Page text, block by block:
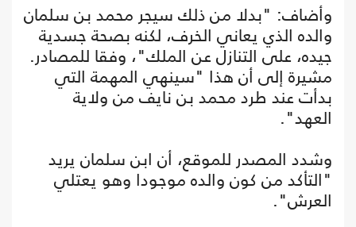
وأضاف: "بدلا من ذلك سيجر محمد بن سلمان
والده الذي يعاني الخرف، لكنه بصحة جسدية
جيده، على التنازل عن الملك"، وفقا للمصادر.
مشيرة إلى أن هذا "سينهي المهمة التي
بدأت عند طرد محمد بن نايف من ولاية
العهد".
وشدد المصدر للموقع، أن ابن سلمان يريد
"التأكد من كون والده موجودا وهو يعتلي
العرش".